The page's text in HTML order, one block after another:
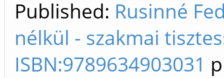
Published: Rusinné
nélkül - szakmai
ISBN:9789634903031